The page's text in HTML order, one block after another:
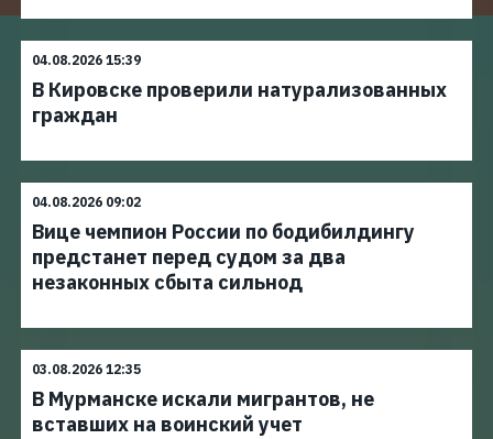
04.08.2026 15:39
В Кировске проверили натурализованных
граждан
04.08.2026 09:02
Вице чемпион России по бодибилдингу
предстанет перед судом за два
незаконных сбыта сильнод
03.08.2026 12:35
В Мурманске искали мигрантов, не
вставших на воинский учет